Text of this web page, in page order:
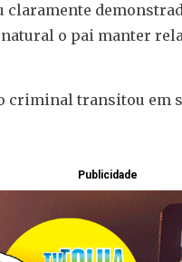
claramente
o pai manter
criminal transitou em
Publicidade